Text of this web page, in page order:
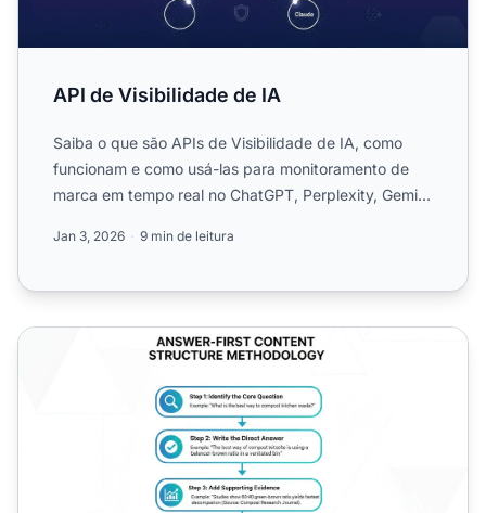
API de Visibilidade de IA
Saiba o que são APIs de Visibilidade de IA, como
funcionam e como usá-las para monitoramento de
marca em tempo real no ChatGPT, Perplexity, Gemini
Jan 3, 2026 9 min de leitura
Estrutura de Conteúdo com Resposta Primeiro